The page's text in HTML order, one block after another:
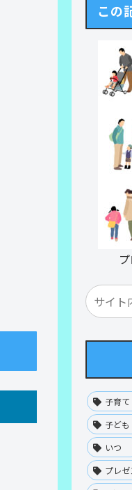
この
子育て
子ども
いつ
プレゼ